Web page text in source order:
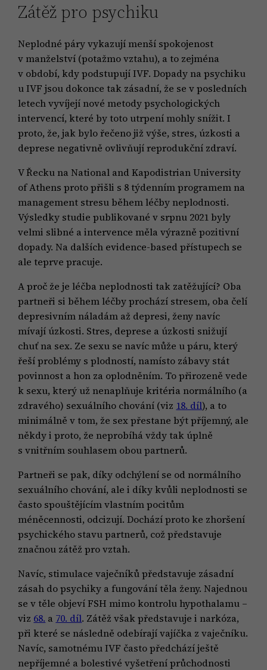
Zátěž pro psychiku
Neplodné páry vykazují menší spokojenost
v manželství (potažmo vztahu), a to zejména
v období, kdy podstupují IVF. Dopady na psychiku
u IVF jsou dokonce tak zásadní, že se v posledních
letech vyvíjejí nové metody psychologických
intervencí, které by toto utrpení mohly snížit. I
proto, že, jak bylo řečeno již výše, stres, úzkosti a
deprese negativně ovlivňují reprodukční zdraví.
V Řecku na National and Kapodistrian University
of Athens proto přišli s 8 týdenním programem na
management stresu během léčby neplodnosti.
Výsledky studie publikované v srpnu 2021 byly
velmi slibné a intervence měla výrazně pozitivní
dopady. Na dalších evidence-based přístupech se
ale teprve pracuje.
A proč že je léčba neplodnosti tak zatěžující? Oba
partneři si během léčby prochází stresem, oba čelí
depresivním náladám až depresi, ženy navíc
mívají úzkosti. Stres, deprese a úzkosti snižují
chuť na sex. Ze sexu se navíc může u páru, který
řeší problémy s plodností, namísto zábavy stát
povinnost a hon za oplodněním. To přirozeně vede
k sexu, který už nenaplňuje kritéria normálního (a
zdravého) sexuálního chování (viz 18. díl), a to
minimálně v tom, že sex přestane být příjemný, ale
někdy i proto, že neprobíhá vždy tak úplně
s vnitřním souhlasem obou partnerů.
Partneři se pak, díky odchýlení se od normálního
sexuálního chování, ale i díky kvůli neplodnosti se
často spouštějícím vlastním pocitům
méněcennosti, odcizují. Dochází proto ke zhoršení
psychického stavu partnerů, což představuje
značnou zátěž pro vztah.
Navíc, stimulace vaječníků představuje zásadní
zásah do psychiky a fungování těla ženy. Najednou
se v těle objeví FSH mimo kontrolu hypothalamu –
viz 68. a 70. díl. Zátěž však představuje i narkóza,
při které se následně odebírají vajíčka z vaječníku.
Navíc, samotnému IVF často předchází ještě
nepříjemné a bolestivé vyšetření průchodnosti